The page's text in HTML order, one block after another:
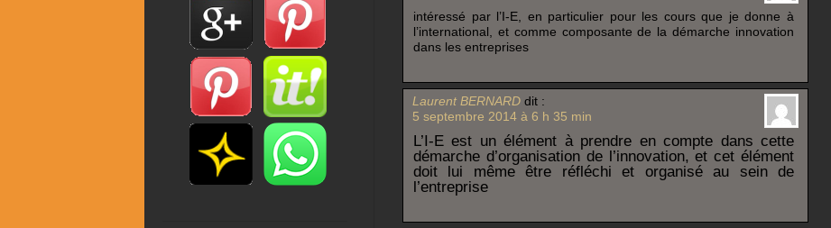
intéressé par l’I-E, en particulier pour les cours que je donne à
l’international, et comme composante de la démarche innovation
dans les entreprises
Laurent BERNARD dit :
5 septembre 2014 à 6 h 35 min
L’I-E est un élément à prendre en compte dans cette
démarche d’organisation de l’innovation, et cet élément
doit lui même être réfléchi et organisé au sein de
l’entreprise